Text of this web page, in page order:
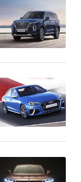
，还有一个巨
好的包裹性。